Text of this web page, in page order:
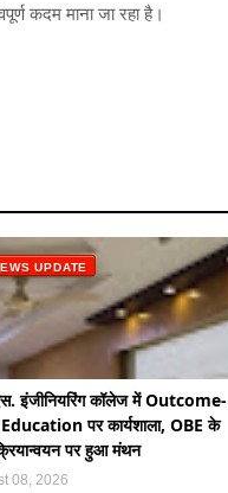
कदम माना जा रहा है।
UPDATE
इंजीनियरिंग कॉलेज में Outcome-
पर कार्यशाला, OBE के
पर हुआ मंथन
08, 2026